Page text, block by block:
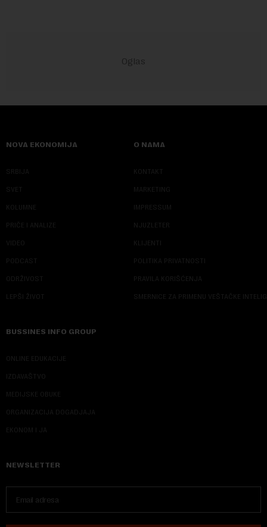
NOVA EKONOMIJA
SRBIJA
SVET
KOLUMNE
PRIČE I ANALIZE
VIDEO
PODCAST
ODRŽIVOST
LEPŠI ŽIVOT
O NAMA
KONTAKT
MARKETING
IMPRESSUM
NJUZLETER
KLIJENTI
POLITIKA PRIVATNOSTI
PRAVILA KORIŠĆENJA
SMERNICE ZA PRIMENU VEŠTAČKE
BUSSINES INFO GROUP
ONLINE EDUKACIJE
IZDAVAŠTVO
MEDIJSKE OBUKE
ORGANIZACIJA DOGADJAJA
EKONOM I JA
NEWSLETTER